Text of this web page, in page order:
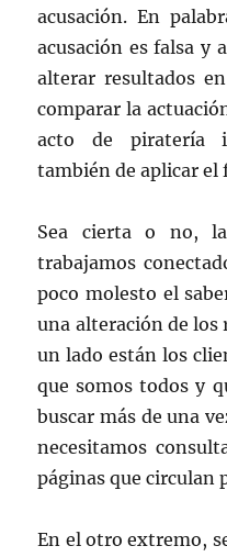
acusación. En
acusación es falsa y
alterar resultados
comparar la
acto de piratería
también de aplicar el
Sea cierta o no,
trabajamos
poco molesto el
una alteración de los
un lado están los
que somos todos y
buscar más de una
necesitamos
páginas que circulan
En el otro extremo,